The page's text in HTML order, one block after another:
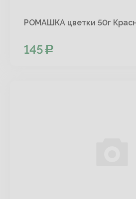
РОМАШКА цветки 50г
145